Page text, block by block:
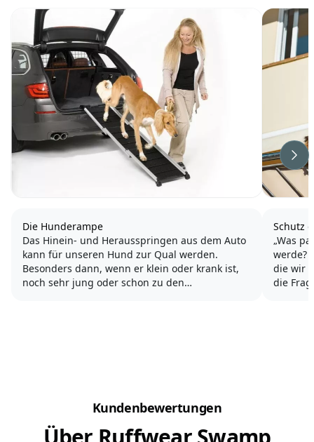
Die Hunderampe
Das Hinein- und Herausspringen aus dem Auto
kann für unseren Hund zur Qual werden.
Besonders dann, wenn er klein oder krank ist,
noch sehr jung oder schon zu den
Schutz
„Was
werde?
die wir
die
Kundenbewertungen